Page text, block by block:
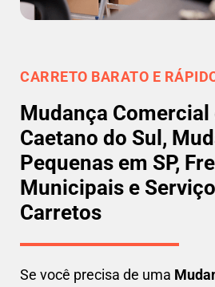
CARRETO BARATO E
Mudança Comercial
Caetano do Sul,
Pequenas em SP,
Municipais e
Carretos
Se você precisa de uma